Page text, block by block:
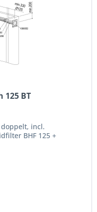
125 BT
doppelt, incl.
BHF 125 +